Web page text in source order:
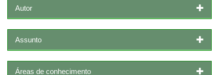
Autor
Assunto
Áreas de conhecimento